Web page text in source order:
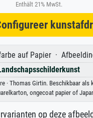
Enthält 21% MwSt.
auf Papier ·
· Thomas Girtin. Beschikbaar als
ongecoat papier of
op deze